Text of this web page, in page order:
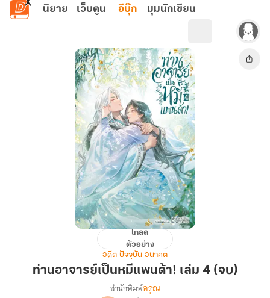
ข้ามไปยังเนื้อหาหลัก
นิยาย เว็บตูน อีบุ๊ก มุมนักเขียน
อาจารย์
เป็น
แพนด้า!
โหลด
ตัวอย่าง
อดีต ปัจจุบัน อนาคต
ท่านอาจารย์เป็นหมีแพนด้า! เล่ม 4 (จบ)
สำนักพิมพ์อรุณ